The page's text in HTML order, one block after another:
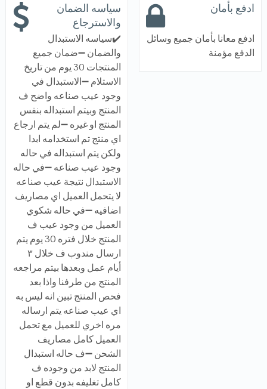
ادفع بأمان
ادفع معانا بأمان جميع وسائل
الدفع مؤمنة
سياسه الضمان
والاسترجاع
✔️سياسه الاستبدال
والضمان ➖ضمان جميع
المنتجات 30 يوم من تاريخ
الاستلام ➖الاستبدال في
وجود عيب صناعه واضح ف
المنتج وبيتم استبداله بنفس
المنتج او غيره ➖لم يتم ارجاع
اي منتج تم استخدامه ابدا
ولكن يتم استبداله في حاله
وجود عيب صناعه ➖في حاله
الاستبدال نتيجة عيب صناعه
لا يتحمل العميل اي مصاريف
اضافيه ➖في حاله شكوي
العميل من وجود عيب ف
المنتج خلال فتره 30 يوم يتم
ارسال مندوب ف خلال ٣
أيام عمل وبعدها بيتم مراجعه
المنتج من طرفنا واذا بعد
فحص المنتج تبين انه ليس به
اي عيب صناعه يتم ارساله
مره اخري للعميل مع تحمل
العميل كامل مصاريف
الشحن ➖ف حاله استبدال
المنتج لابد من وجوده ف
كامل تغليفه بدون قطع او